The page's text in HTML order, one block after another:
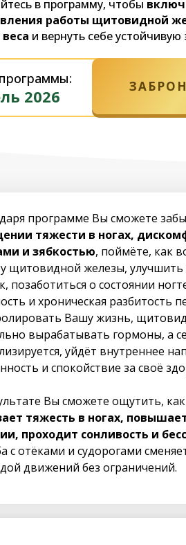
в программу, чтобы
работы щитовидной
и вернуть себе устойчивую
2026
программе Вы сможете
тяжести в ногах,
и зябкостью, поймёте, как
щитовидной железы,
позаботиться о состоянии
и хроническая разбитость
Вашу жизнь,
вырабатывать гормоны, а
уйдёт внутреннее
и спокойствие за своё
Вы сможете ощутить, как
тяжесть в ногах,
проходит сонливость и
с отёками и судорогами
движений без ограничений.